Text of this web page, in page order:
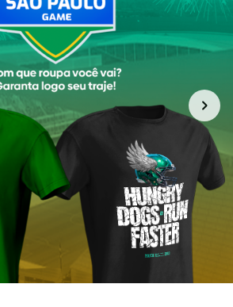
Categorias
- Jaws
juros
Tubarões do Cerrado - Shark
Champs
R$ 85,90